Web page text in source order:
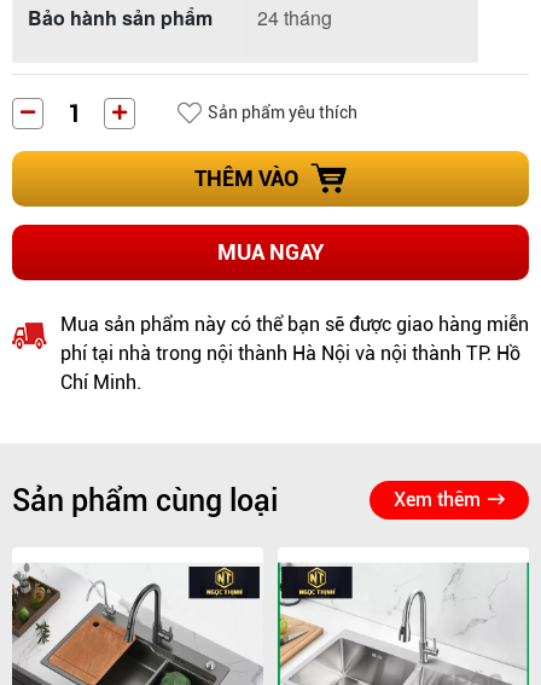
Bảo hành sản phẩm 24 tháng
Sản phẩm yêu thích
THÊM VÀO
MUA NGAY
Mua sản phẩm này có thể bạn sẽ được giao hàng miễn
phí tại nhà trong nội thành Hà Nội và nội thành TP. Hồ
Chí Minh.
Sản phẩm cùng loại Xem thêm